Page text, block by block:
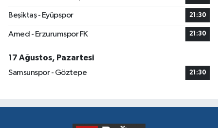
Beşiktaş - Eyüpspor 21:30
Amed - Erzurumspor FK 21:30
17 Ağustos, Pazartesi
Samsunspor - Göztepe
21:30